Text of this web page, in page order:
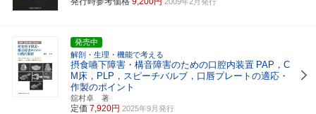
発売中
解剖・生理・機能で考える
摂食嚥下障害・構音障害のための口腔内装置 PAP，C
M床，PLP，スピーチバルブ，口唇プレートの適応・
作製のポイント
舘村卓 著
定価 7,920円 2025年9月発行